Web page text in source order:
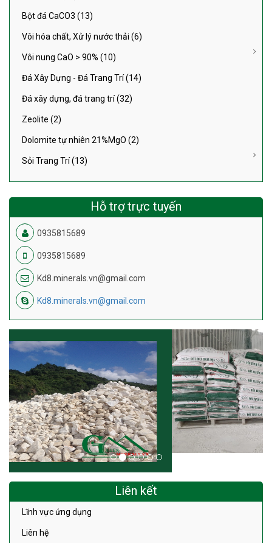
Bột đá CaCO3 (13)
Vôi hóa chất, Xử lý nước thải (6)
Vôi nung CaO > 90% (10)
Đá Xây Dựng - Đá Trang Trí (14)
Đá xây dựng, đá trang trí (32)
Zeolite (2)
Dolomite tự nhiên 21%MgO (2)
Sỏi Trang Trí (13)
Hỗ trợ trực tuyến
0935815689
0935815689
Kd8.minerals.vn@gmail.com
Kd8.minerals.vn@gmail.com
Liên kết
Liên hệ
Giới thiệu